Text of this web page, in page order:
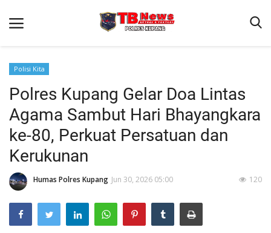
Beranda
Terms & Conditions
Reskrim
Binkam
Giat Ops
Lantas
Jurnal Kamtibmas
Polisi Kita
Polres Kupang Gelar Doa Lintas
Agama Sambut Hari Bhayangkara
ke-80, Perkuat Persatuan dan
Kerukunan
Humas Polres Kupang Jun 30, 2026 05:00 120